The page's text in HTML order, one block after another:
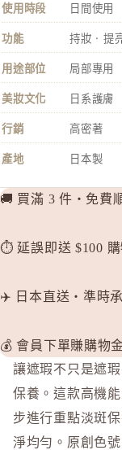
使用時段 日間使用
功能 持妝 · 提
用途部位 局部專用
美妝文化 日系護膚
行銷 高密著
產地 日本製
🚚 買滿 3 件・免費
⏱️ 延誤即送 $100 購
✈️ 日本直送・準時
💰 會員下單賺購物
讓遮瑕不只是遮
保養。這款高機
步進行重點淡斑
淨均勻。原創色